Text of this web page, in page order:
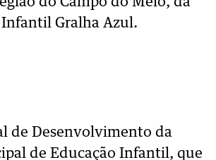
Gralha Azul.
de Desenvolvimento da
de Educação Infantil, que